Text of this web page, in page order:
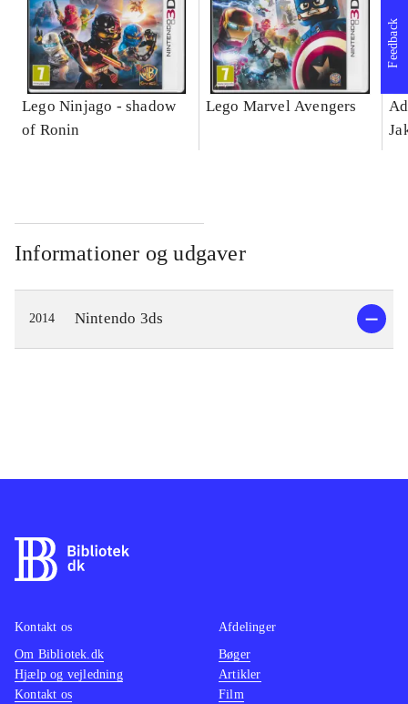
Lego Ninjago - shadow
of Ronin
Lego Marvel Avengers
Informationer og udgaver
2014 Nintendo 3ds
Feedback
Kontakt os
Om Bibliotek.dk
Hjælp og vejledning
Kontakt os
Afdelinger
Bøger
Artikler
Film